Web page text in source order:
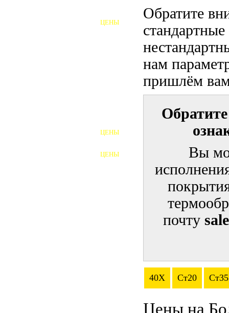
Обратите
нам
пришлём
Вы
почту
40Х Ст20 Ст35
Цены на
ЦЕНЫ
ЦЕНЫ
ЦЕНЫ